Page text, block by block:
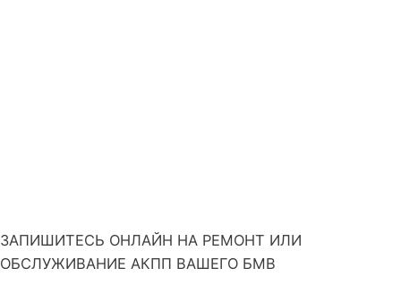
ЗАПИШИТЕСЬ ОНЛАЙН НА РЕМОНТ ИЛИ
ОБСЛУЖИВАНИЕ АКПП ВАШЕГО БМВ